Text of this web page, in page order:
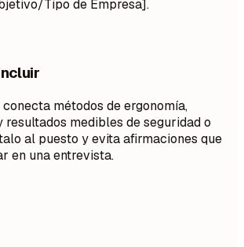
Tipo de Empresa].
métodos de ergonomía,
medibles de seguridad o
al puesto y evita afirmaciones que
en una entrevista.